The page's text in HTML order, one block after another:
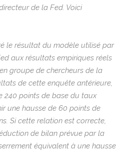
de la Fed. Voici
le résultat du modèle utilisé par
aux résultats empiriques réels
groupe de chercheurs de la
de cette enquête antérieure,
240 points de base du taux
une hausse de 60 points de
Si cette relation est correcte,
de bilan prévue par la
équivalent à une hausse